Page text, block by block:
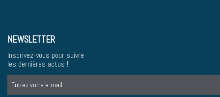
NEWSLETTER
Inscrivez-vous pour suivre
les dernières actus !